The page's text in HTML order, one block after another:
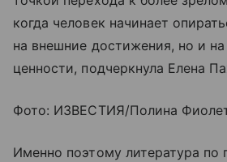
когда человек начинает
на внешние достижения, но и
ценности, подчеркнула Елена
Фото: ИЗВЕСТИЯ/Полина
Именно поэтому литература по